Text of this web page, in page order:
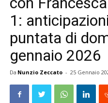
1:
puntata di
gennaio 2026
Da Nunzio Zeccato - 25 Gennaio